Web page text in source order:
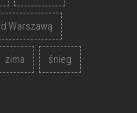
Warszawą
zima śnieg